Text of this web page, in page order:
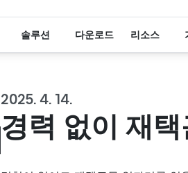
2025. 4. 14.
경력 없이 재
솔루션 다운로드 리소스